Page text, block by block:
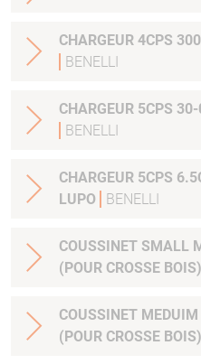
CHARGEUR 4CPS
BENELLI
CHARGEUR 5CPS
BENELLI
CHARGEUR 5CPS
LUPO
BENELLI
COUSSINET SMALL
(POUR CROSSE BOIS)
COUSSINET
(POUR CROSSE BOIS)